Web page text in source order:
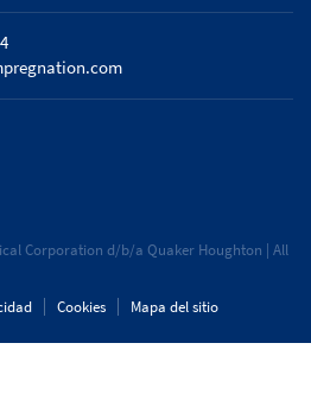
Corporation d/b/a Quaker Houghton | All
Cookies Mapa del sitio